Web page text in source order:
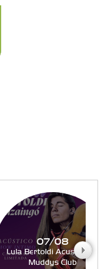
07/08
Lula Bertoldi Acustico en
Muddys Club